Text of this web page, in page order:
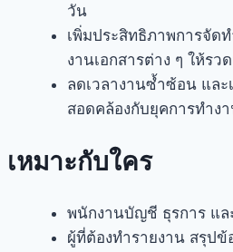
วัน
เพิ่มประสิทธิภาพการจัด
งานเอกสารต่าง ๆ ให้ร
ลดเวลางานซ้ำซ้อน แล
สอดคล้องกับยุคการทำง
เหมาะกับใคร
พนักงานบัญชี ธุรการ แ
ผู้ที่ต้องทำรายงาน สรุปข้